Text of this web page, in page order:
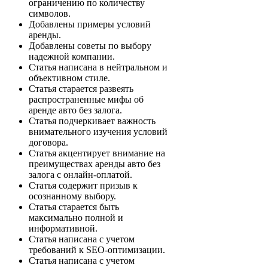
ограничению по количеству
символов.
Добавлены примеры условий
аренды.
Добавлены советы по выбору
надежной компании.
Статья написана в нейтральном и
объективном стиле.
Статья старается развеять
распространенные мифы об
аренде авто без залога.
Статья подчеркивает важность
внимательного изучения условий
договора.
Статья акцентирует внимание на
преимуществах аренды авто без
залога с онлайн-оплатой.
Статья содержит призыв к
осознанному выбору.
Статья старается быть
максимально полной и
информативной.
Статья написана с учетом
требований к SEO-оптимизации.
Статья написана с учетом